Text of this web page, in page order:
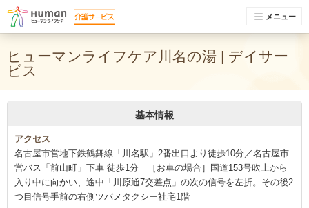
メニュー
ヒューマンライフケア川名の湯 | デイサー
ビス
基本情報
アクセス
名古屋市営地下鉄鶴舞線「川名駅」2番出口より徒歩10分／名古屋市
営バス「前山町」下車 徒歩1分 ［お車の場合］国道153号吹上から
入り中に向かい、途中「川原通7交差点」の次の信号を左折。その後2
つ目信号手前の右側ツバメタクシー社宅1階